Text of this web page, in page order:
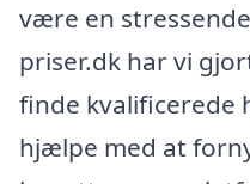
være en
priser.dk har vi
finde kvalificerede
hjælpe med at